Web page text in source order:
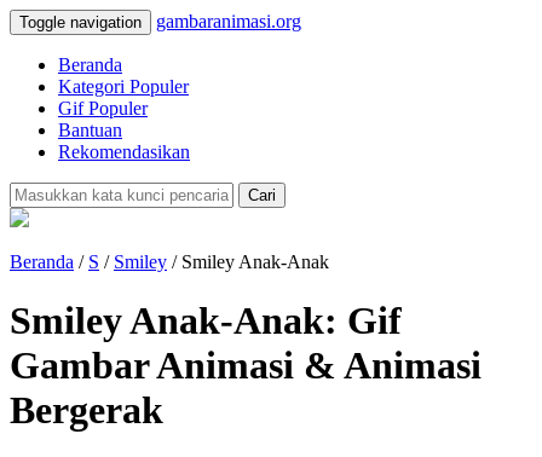
Toggle navigation gambaranimasi.org
Beranda
Kategori Populer
Gif Populer
Bantuan
Rekomendasikan
Cari
Beranda / S / Smiley / Smiley Anak-Anak
Smiley Anak-Anak: Gif
Gambar Animasi & Animasi
Bergerak